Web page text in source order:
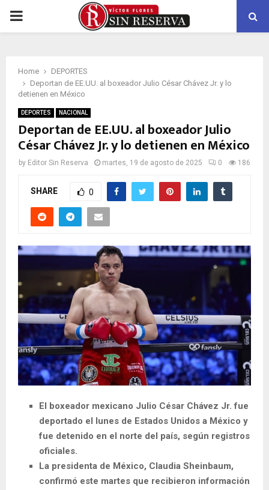
PRIMARY
Home
DEPORTES
Deportan de EE.UU. al boxeador Julio César Chávez Jr. y lo
detienen en México
DEPORTES NACIONAL
Deportan de EE.UU. al boxeador Julio
César Chávez Jr. y lo detienen en México
by Editor Sin Reserva martes, 19 de agosto de 2025 0 186
SHARE 0
El boxeador mexicano Julio César Chávez Jr. fue
deportado el lunes de Estados Unidos a México y
fue detenido en el norte del país, según registros
oficiales.
La presidenta de México, Claudia Sheinbaum,
confirmó este martes que recibieron información